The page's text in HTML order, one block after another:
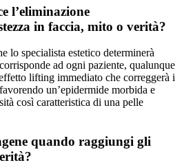
l’eliminazione
in faccia, mito o verità?
lo specialista estetico determinerà
ad ogni paziente, qualunque
lifting immediato che correggerà i
un’epidermide morbida e
così caratteristica di una pelle
quando raggiungi gli